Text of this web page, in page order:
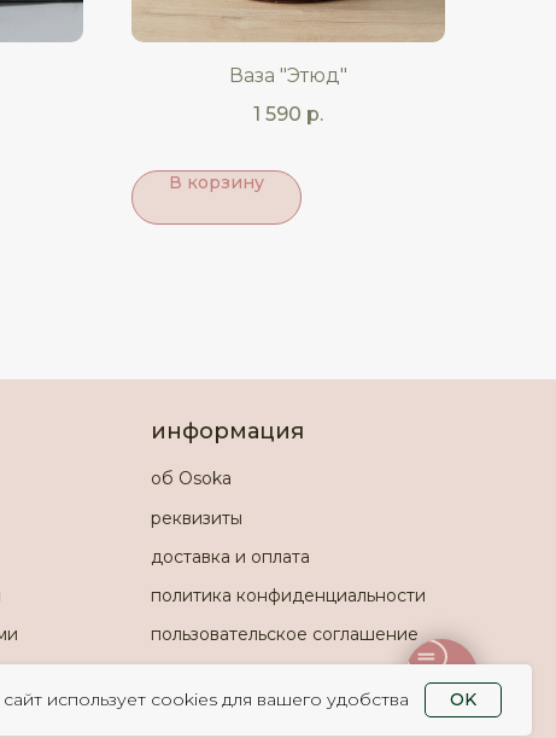
Ваза "Этюд"
1 590 р.
В корзину
доставка и оплата
об Osoka
политика конфиденциальности
реквизиты
информация
пользовательское соглашение
использует cookies для вашего удобства
OK